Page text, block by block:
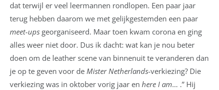
dat terwijl er veel leermannen rondlopen. Een paar jaar
terug hebben daarom we met gelijkgestemden een paar
meet-ups georganiseerd. Maar toen kwam corona en ging
alles weer niet door. Dus ik dacht: wat kan je nou beter
doen om de leather scene van binnenuit te veranderen dan
je op te geven voor de Mister Netherlands-verkiezing? Die
verkiezing was in oktober vorig jaar en here I am… .” Hij